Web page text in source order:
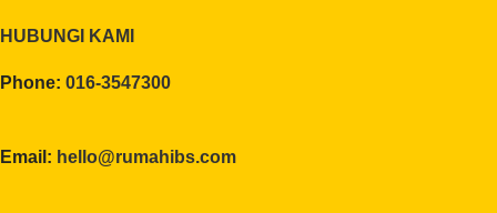
HUBUNGI KAMI
Phone: 016-3547300
Email: hello@rumahibs.com